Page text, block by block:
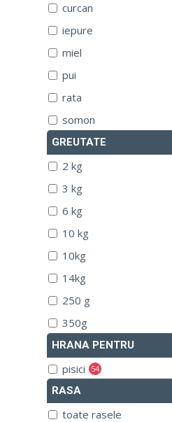
GREUTATE
2 kg
3 kg
6 kg
10 kg
10kg
14kg
250 g
350g
400 g
curcan
iepure
miel
pui
rata
somon
ton
vita
vitel
HRANA PENTRU
pisici 54
RASA
toate rasele